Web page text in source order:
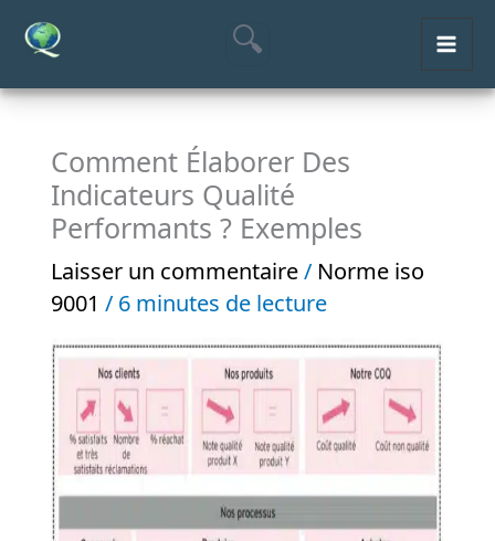
Aller
contenu
Comment Élaborer Des
Indicateurs Qualité
Performants ? Exemples
Laisser un commentaire / Norme iso
9001 / 6 minutes de lecture